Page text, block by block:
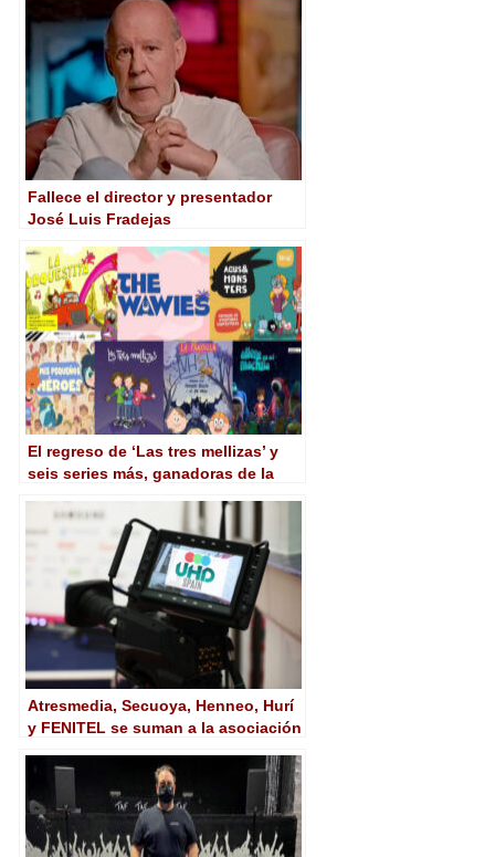
Fallece el director y presentador
José Luis Fradejas
El regreso de ‘Las tres mellizas’ y
seis series más, ganadoras de la
RTVE
Atresmedia, Secuoya, Henneo, Hurí
y FENITEL se suman a la asociación